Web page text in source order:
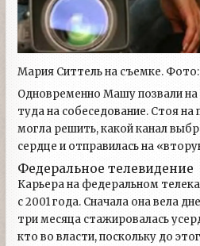
Мария Ситтель на съемке.
Одновременно Машу позвали
туда на собеседование. Стоя на
могла решить, какой канал
сердце и отправилась на
Федеральное телевидение
Карьера на федеральном
с 2001 года. Сначала она вела
три месяца стажировалась
кто во власти, поскольку до